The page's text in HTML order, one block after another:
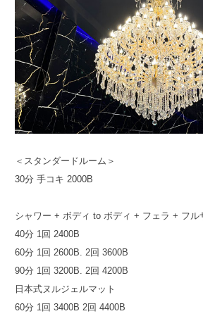
＜スタンダードルーム＞
30分 手コキ 2000B
シャワー + ボディ to ボディ + フェラ + フル
40分 1回 2400B
60分 1回 2600B. 2回 3600B
90分 1回 3200B. 2回 4200B
日本式ヌルジェルマット
60分 1回 3400B 2回 4400B